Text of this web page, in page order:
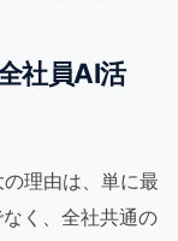
社員AI活
理由は、単に最
く、全社共通の